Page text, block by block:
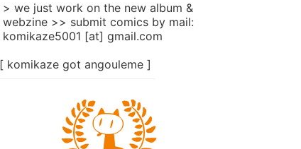
> we just work on the new album &
webzine >> submit comics by mail:
komikaze5001 [at] gmail.com
[ komikaze got angouleme ]